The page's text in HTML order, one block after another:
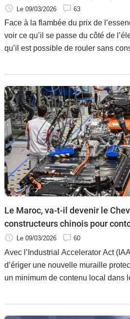
brasLe 09/03/2026 63
Face à la flambée du prix de
voir ce qu’il se passe du côté de
qu’il est possible de rouler sans
Le Maroc, va-t-il devenir le
constructeurs chinois pour
protectionnisme européen
Le 09/03/2026 60
Avec l’Industrial Accelerator Act
d’ériger une nouvelle muraille
un minimum de contenu local dans
Une stratégie dont le Maroc pourrait